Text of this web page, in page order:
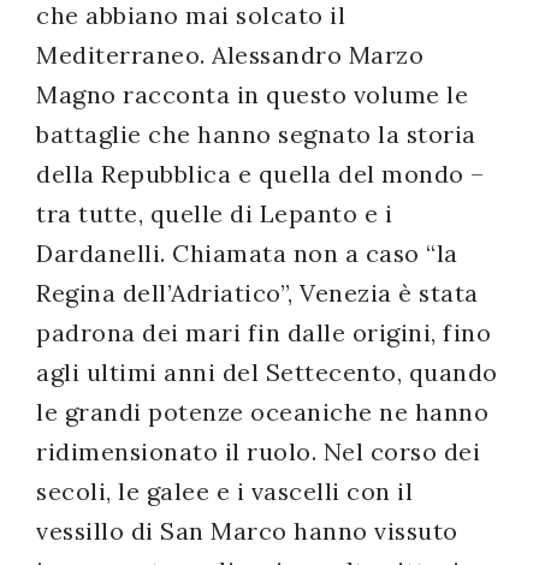
che abbiano mai solcato il
Mediterraneo. Alessandro Marzo
Magno racconta in questo volume le
battaglie che hanno segnato la storia
della Repubblica e quella del mondo –
tra tutte, quelle di Lepanto e i
Dardanelli. Chiamata non a caso “la
Regina dell’Adriatico”, Venezia è stata
padrona dei mari fin dalle origini, fino
agli ultimi anni del Settecento, quando
le grandi potenze oceaniche ne hanno
ridimensionato il ruolo. Nel corso dei
secoli, le galee e i vascelli con il
vessillo di San Marco hanno vissuto